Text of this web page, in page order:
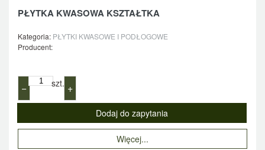
PŁYTKA KWASOWA KSZTAŁTKA
Kategoria: PŁYTKI KWASOWE I PODŁOGOWE
Producent:
− szt. +
Więcej...